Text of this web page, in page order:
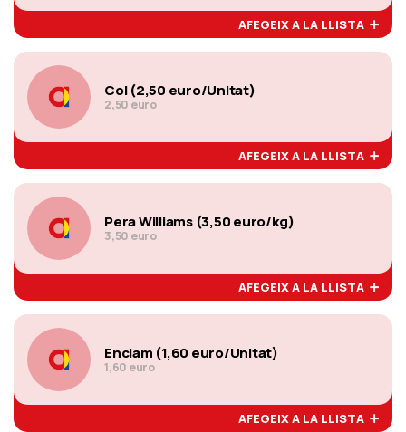
AFEGEIX A LA LLISTA
Col (2,50 euro/Unitat)
2,50 euro
AFEGEIX A LA LLISTA
Pera Williams (3,50 euro/kg)
3,50 euro
AFEGEIX A LA LLISTA
Enciam (1,60 euro/Unitat)
1,60 euro
AFEGEIX A LA LLISTA